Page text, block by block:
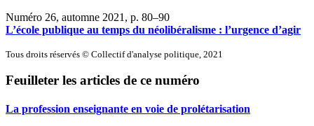
Numéro 26, automne 2021 , p. 80–90
L’école publique au temps du néolibéralisme : l’urgence d’agir
Tous droits réservés © Collectif d'analyse politique, 2021
Feuilleter les articles de ce numéro
La profession enseignante en voie de prolétarisation